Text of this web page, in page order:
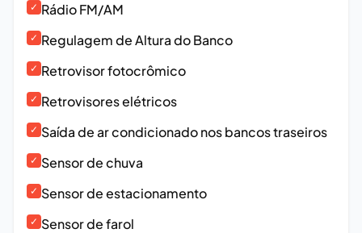
✓ Rádio FM/AM
✓ Regulagem de Altura do Banco
✓ Retrovisor fotocrômico
✓ Retrovisores elétricos
✓ Saída de ar condicionado nos bancos traseiros
✓ Sensor de chuva
✓ Sensor de estacionamento
✓ Sensor de farol